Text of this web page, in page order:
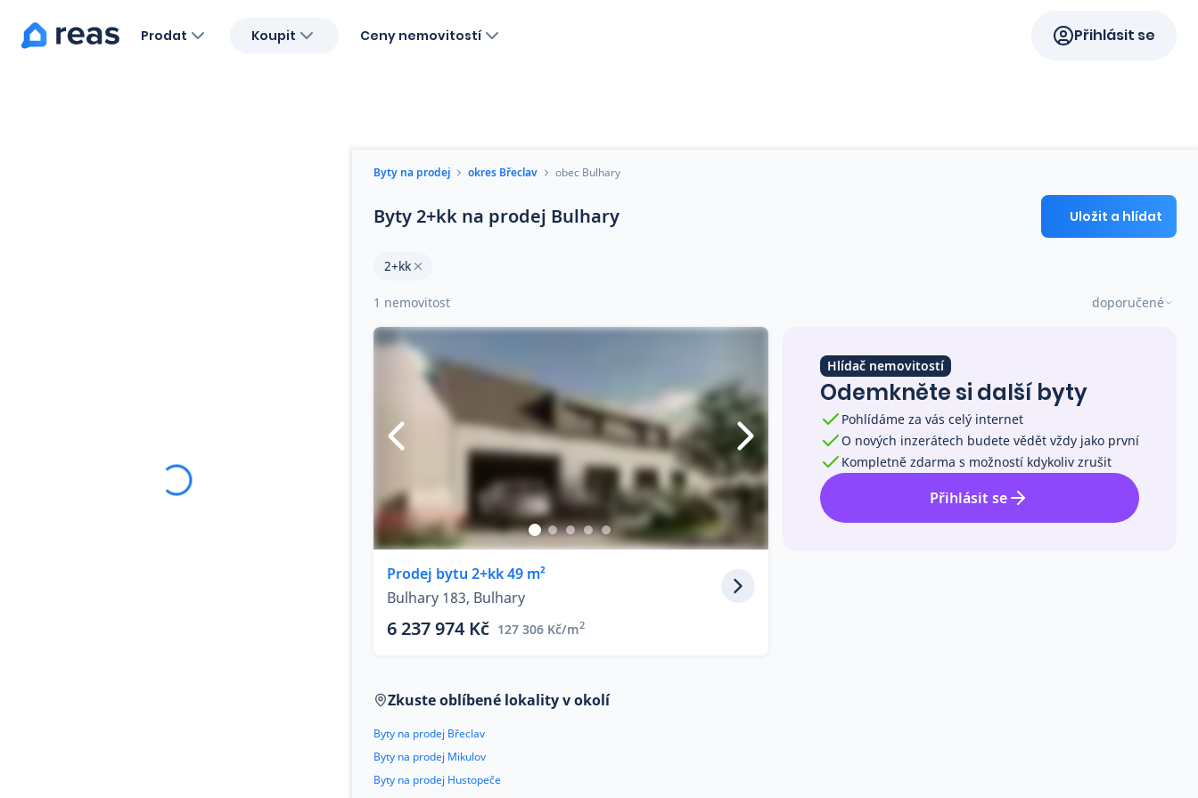
Prodat Koupit Ceny nemovitostí Přihlásit se
Byty na prodej okres Břeclav obec Bulhary
Byty 2+kk na prodej Bulhary Uložit a hlídat
2+kk
1 nemovitost doporučené
Prodej bytu 2+kk 49 m²
Bulhary 183, Bulhary
6 237 974 Kč 127 306 Kč/m2
Hlídač nemovitostí
Odemkněte si další byty
Pohlídáme za vás celý internet
O nových inzerátech budete vědět vždy jako první
Kompletně zdarma s možností kdykoliv zrušit
Přihlásit se
Zkuste oblíbené lokality v okolí
Byty na prodej Břeclav
Byty na prodej Mikulov
Byty na prodej Hustopeče